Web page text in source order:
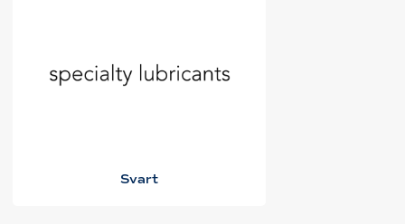
Svart